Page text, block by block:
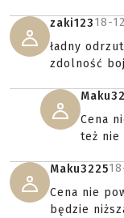
zaki12318-
ładny
zdolność
Cena
też nie
Maku3225
Cena nie
będzie